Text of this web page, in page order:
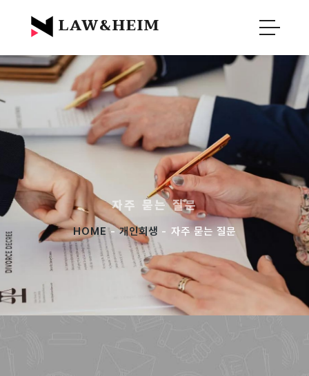
LAW&HEIM
자주 묻는 질문
HOME-개인회생 - 자주 묻는 질문